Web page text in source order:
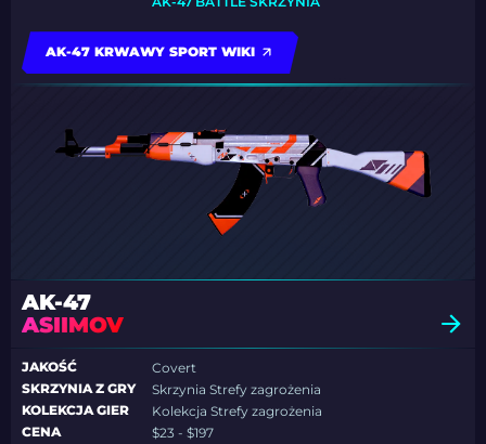
AK-47 KRWAWY SPORT WIKI
AK-47
ASIIMOV
JAKOŚĆ
Covert
SKRZYNIA Z GRY
Skrzynia Strefy zagrożenia
KOLEKCJA GIER
Kolekcja Strefy zagrożenia
CENA
$23 - $197